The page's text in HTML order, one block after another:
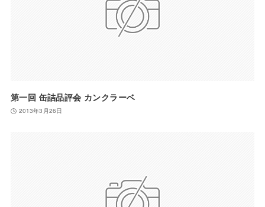
第一回 缶詰品評会 カンクラーベ
2013年3月26日